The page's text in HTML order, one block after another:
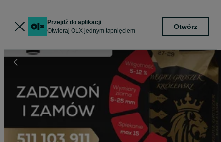
Przejdź do aplikacji
Otwieraj OLX jednym tapnięciem
Otwórz